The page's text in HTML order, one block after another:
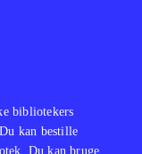
bibliotekers
kan bestille
Du kan bruge